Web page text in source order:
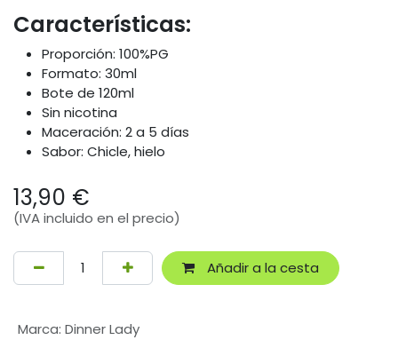
Características:
Proporción: 100%PG
Formato: 30ml
Bote de 120ml
Sin nicotina
Maceración: 2 a 5 días
Sabor: Chicle, hielo
13,90 €
(IVA incluido en el precio)
Añadir a la cesta
Marca: Dinner Lady